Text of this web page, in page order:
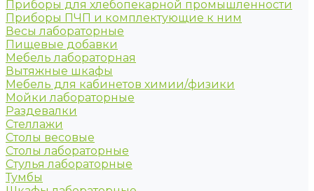
Приборы для хлебопекарной промышленности
Приборы ПЧП и комплектующие к ним
Весы лабораторные
Пищевые добавки
Мебель лабораторная
Вытяжные шкафы
Мебель для кабинетов химии/физики
Мойки лабораторные
Раздевалки
Стеллажи
Столы весовые
Столы лабораторные
Стулья лабораторные
Тумбы